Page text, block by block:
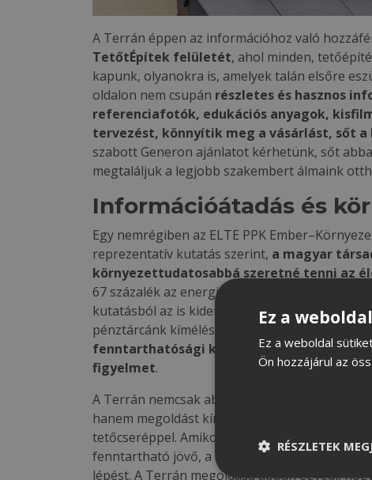
A Terrán éppen az információhoz való
TetőtÉpítek felületét, ahol minden,
kapunk, olyanokra is, amelyek talán elsőre
oldalon nem csupán részletes és hasznos
referenciafotók, edukációs anyagok,
tervezést, könnyítik meg a vásárlást, sőt
szabott Generon ajánlatot kérhetünk, sőt
megtaláljuk a legjobb szakembert álmaink
Információátadás és
Egy nemrégiben az ELTE PPK
reprezentatív kutatás szerint, a magyar
környezettudatosabbá szeretné tenni az
67 százalék az energiatakarékosság területén
kutatásból az is kiderül, hogy a takarékosság
pénztárcánk kímélése mellett, a
fenntarthatósági kérdésekegyre inkább a
figyelmet.
A Terrán nemcsak abban elkötelezett, hogy
hanem megoldást kínál a zöldenergia-
tetőcseréppel. Amikor a Terrán
fenntartható jövő, a környezettudatos
lépést. A Terrán megoldása abban egyedi,
Ez a
Ez a weboldal
Ön hozzájárul az
RÉSZLETEK